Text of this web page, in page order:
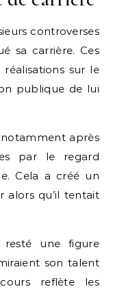
controverses
sa carrière. Ces
sur le
publique de lui
après
par le regard
Cela a créé un
alors qu’il tentait
resté une figure
son talent
reflète les